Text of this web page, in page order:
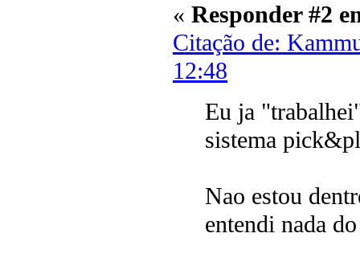
« Responder #2
Citação de:
12:48
Eu ja
sistema
Nao estou
entendi nada